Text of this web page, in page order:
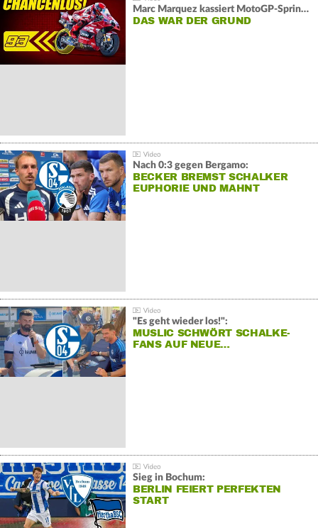
Marc Marquez kassiert MotoGP-Sprint-Schlappe:
DAS WAR DER GRUND
Nach 0:3 gegen Bergamo:
BECKER BREMST SCHALKER
EUPHORIE UND MAHNT
"Es geht wieder los!":
MUSLIC SCHWÖRT SCHALKE-
FANS AUF NEUE…
Sieg in Bochum:
BERLIN FEIERT PERFEKTEN
START